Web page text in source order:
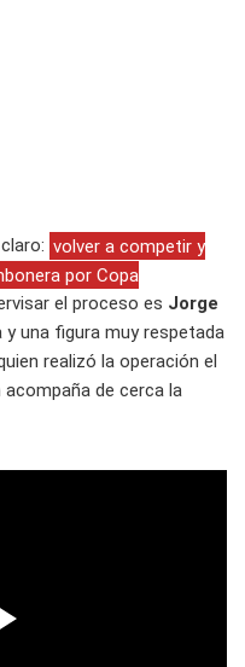
volver a competir y
por Copa
el proceso es Jorge
una figura muy respetada
realizó la operación el
de cerca la